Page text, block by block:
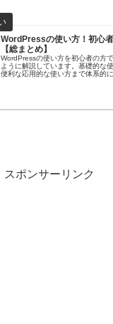
WordPressの使い方！初心
【総まとめ】
WordPressの使い方を初心者の方
ように解説しています。基礎的な
便利な応用的な使い方まで体系的
スポンサーリンク